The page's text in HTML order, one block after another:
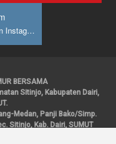
Join us on Instagram
BERSAMA
Sitinjo, Kabupaten Dairi,
Medan, Panji Bako/Simp.
Sitinjo, Kab. Dairi, SUMUT